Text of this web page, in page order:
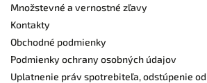
Množstevné a vernostné zľavy
Kontakty
Obchodné podmienky
Podmienky ochrany osobných údajov
Uplatnenie práv spotrebiteľa, odstúpenie